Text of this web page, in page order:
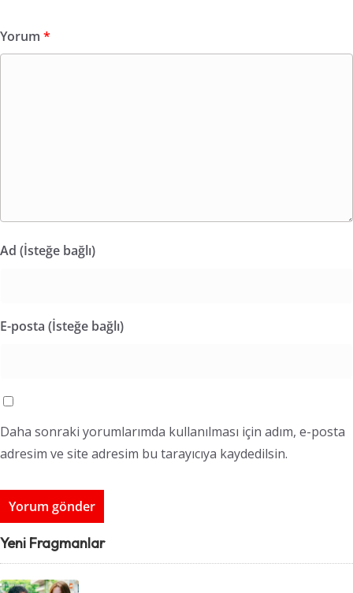
Yorum *
Ad (İsteğe bağlı)
E-posta (İsteğe bağlı)
Daha sonraki yorumlarımda kullanılması için adım, e-posta
adresim ve site adresim bu tarayıcıya kaydedilsin.
Yeni Fragmanlar